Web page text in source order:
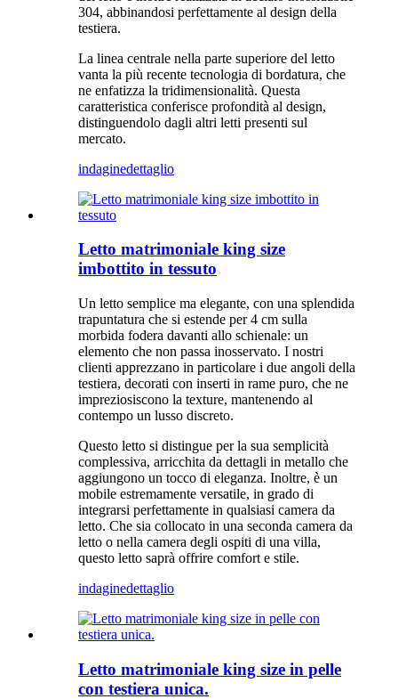
304, abbinandosi perfettamente al design della
testiera.
La linea centrale nella parte superiore del letto
vanta la più recente tecnologia di bordatura, che
ne enfatizza la tridimensionalità. Questa
caratteristica conferisce profondità al design,
distinguendolo dagli altri letti presenti sul
mercato.
indaginedettaglio
Letto matrimoniale king size
imbottito in tessuto
Un letto semplice ma elegante, con una splendida
trapuntatura che si estende per 4 cm sulla
morbida fodera davanti allo schienale: un
elemento che non passa inosservato. I nostri
clienti apprezzano in particolare i due angoli della
testiera, decorati con inserti in rame puro, che ne
impreziosiscono la texture, mantenendo al
contempo un lusso discreto.
Questo letto si distingue per la sua semplicità
complessiva, arricchita da dettagli in metallo che
aggiungono un tocco di eleganza. Inoltre, è un
mobile estremamente versatile, in grado di
integrarsi perfettamente in qualsiasi camera da
letto. Che sia collocato in una seconda camera da
letto o nella camera degli ospiti di una villa,
questo letto saprà offrire comfort e stile.
indaginedettaglio
Letto matrimoniale king size in pelle
con testiera unica.